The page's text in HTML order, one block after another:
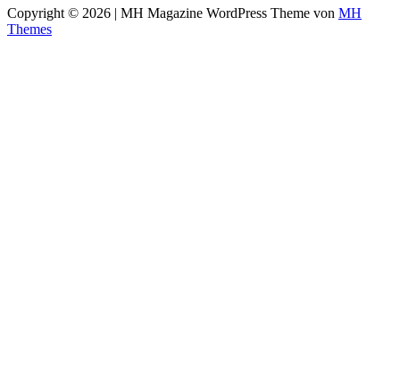
Copyright © 2026 | MH Magazine WordPress Theme von MH
Themes